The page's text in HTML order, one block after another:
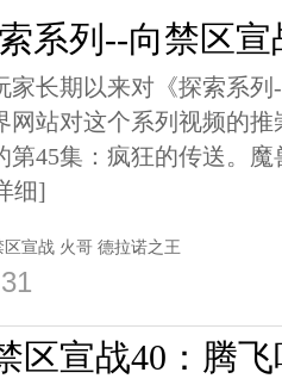
系列--向禁区
家长期以来对《探索系
网站对这个系列视频的
第45集：疯狂的传送。
细]
区宣战 火哥 德拉诺之王
区宣战40：腾